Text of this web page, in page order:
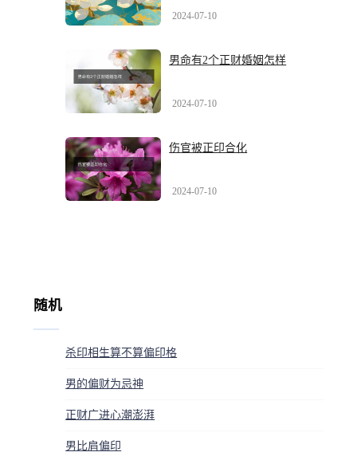
2024-07-10
男命有2个正财婚姻怎样
2024-07-10
伤官被正印合化
2024-07-10
随机
杀印相生算不算偏印格
男的偏财为忌神
正财广进心潮澎湃
男比肩偏印